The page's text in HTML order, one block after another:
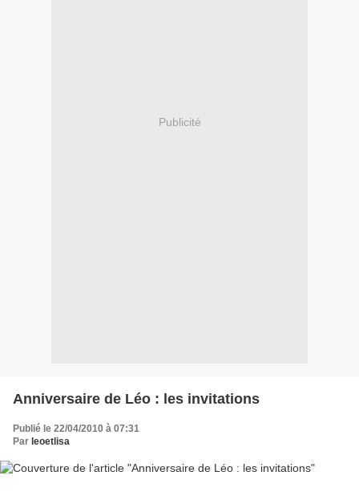
Publicité
Anniversaire de Léo : les invitations
Publié le 22/04/2010 à 07:31
Par leoetlisa